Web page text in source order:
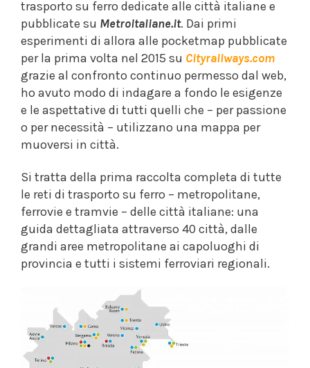
trasporto su ferro dedicate alle città italiane e
pubblicate su Metroitaliane.it. Dai primi
esperimenti di allora alle pocketmap pubblicate
per la prima volta nel 2015 su Cityrailways.com
grazie al confronto continuo permesso dal web,
ho avuto modo di indagare a fondo le esigenze
e le aspettative di tutti quelli che – per passione
o per necessità – utilizzano una mappa per
muoversi in città.
Si tratta della prima raccolta completa di tutte
le reti di trasporto su ferro – metropolitane,
ferrovie e tramvie – delle città italiane: una
guida dettagliata attraverso 40 città, dalle
grandi aree metropolitane ai capoluoghi di
provincia e tutti i sistemi ferroviari regionali.